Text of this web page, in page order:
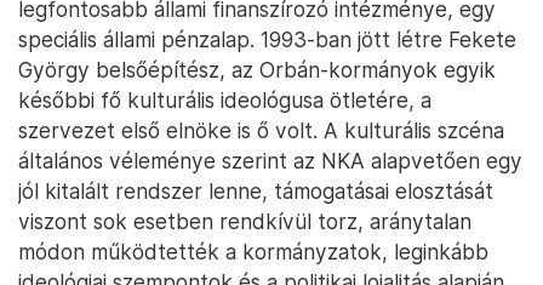
legfontosabb állami finanszírozó intézménye, egy
speciális állami pénzalap. 1993-ban jött létre Fekete
György belsőépítész, az Orbán-kormányok egyik
későbbi fő kulturális ideológusa ötletére, a
szervezet első elnöke is ő volt. A kulturális szcéna
általános véleménye szerint az NKA alapvetően egy
jól kitalált rendszer lenne, támogatásai elosztását
viszont sok esetben rendkívül torz, aránytalan
módon működtették a kormányzatok, leginkább